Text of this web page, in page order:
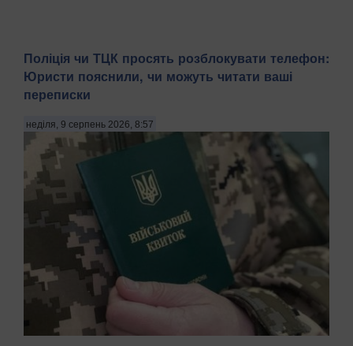
Поліція чи ТЦК просять розблокувати телефон:
Юристи пояснили, чи можуть читати ваші
переписки
неділя, 9 серпень 2026, 8:57